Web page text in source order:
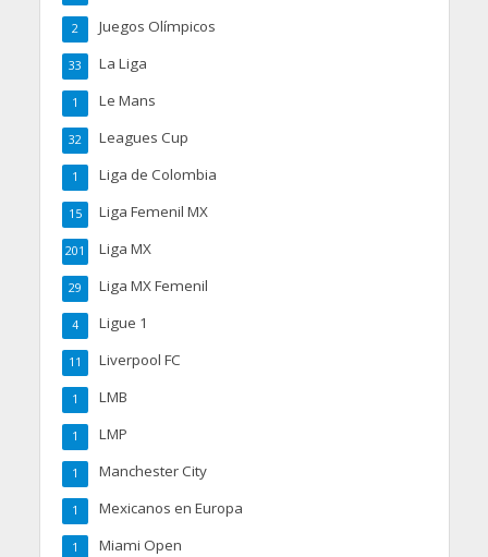
Juegos Olímpicos
2
La Liga
33
Le Mans
1
Leagues Cup
32
Liga de Colombia
1
Liga Femenil MX
15
Liga MX
201
Liga MX Femenil
29
Ligue 1
4
Liverpool FC
11
LMB
1
LMP
1
Manchester City
1
Mexicanos en Europa
1
Miami Open
1